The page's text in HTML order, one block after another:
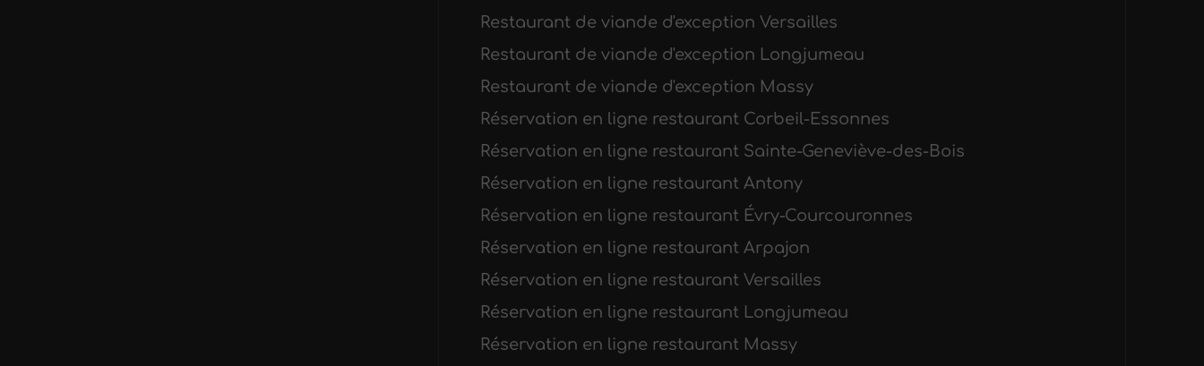
Restaurant de viande d'exception Versailles
Restaurant de viande d'exception Longjumeau
Restaurant de viande d'exception Massy
Réservation en ligne restaurant Corbeil-Essonnes
Réservation en ligne restaurant Sainte-Geneviève-des-Bois
Réservation en ligne restaurant Antony
Réservation en ligne restaurant Évry-Courcouronnes
Réservation en ligne restaurant Arpajon
Réservation en ligne restaurant Versailles
Réservation en ligne restaurant Longjumeau
Réservation en ligne restaurant Massy